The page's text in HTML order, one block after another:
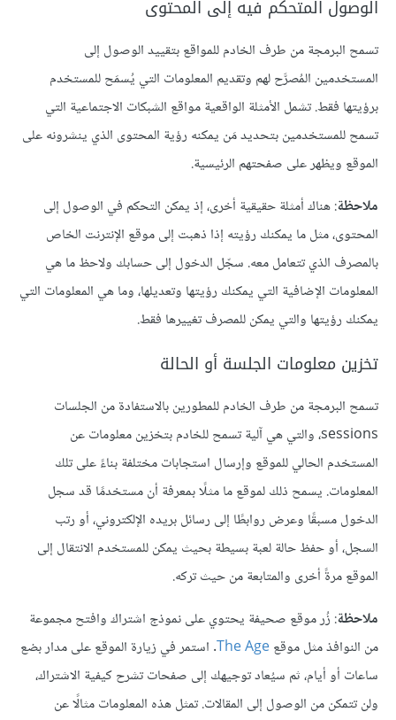
الوصول المتحكم فيه إلى المحتوى
تسمح البرمجة من طرف الخادم للمواقع بتقييد الوصول إلى
المستخدمين المُصرَّح لهم وتقديم المعلومات التي يُسمَح للمستخدم
برؤيتها فقط. تشمل الأمثلة الواقعية مواقع الشبكات الاجتماعية التي
تسمح للمستخدمين بتحديد مَن يمكنه رؤية المحتوى الذي ينشرونه على
الموقع ويظهر على صفحتهم الرئيسية.
ملاحظة: هناك أمثلة حقيقية أخرى، إذ يمكن التحكم في الوصول إلى
المحتوى، مثل ما يمكنك رؤيته إذا ذهبت إلى موقع الإنترنت الخاص
بالمصرف الذي تتعامل معه. سجّل الدخول إلى حسابك ولاحظ ما هي
المعلومات الإضافية التي يمكنك رؤيتها وتعديلها، وما هي المعلومات التي
يمكنك رؤيتها والتي يمكن للمصرف تغييرها فقط.
تخزين معلومات الجلسة أو الحالة
تسمح البرمجة من طرف الخادم للمطورين بالاستفادة من الجلسات
sessions، والتي هي آلية تسمح للخادم بتخزين معلومات عن
المستخدم الحالي للموقع وإرسال استجابات مختلفة بناءً على تلك
المعلومات. يسمح ذلك لموقع ما مثلًا بمعرفة أن مستخدمًا قد سجل
الدخول مسبقًا وعرض روابطًا إلى رسائل بريده الإلكتروني، أو رتب
السجل، أو حفظ حالة لعبة بسيطة بحيث يمكن للمستخدم الانتقال إلى
الموقع مرةً أخرى والمتابعة من حيث تركه.
ملاحظة: زُر موقع صحيفة يحتوي على نموذج اشتراك وافتح مجموعة
من النوافذ مثل موقعThe Age. استمر في زيارة الموقع على مدار بضع
ساعات أو أيام، ثم سيُعاد توجيهك إلى صفحات تشرح كيفية الاشتراك،
ولن تتمكن من الوصول إلى المقالات. تمثل هذه المعلومات مثالًا عن